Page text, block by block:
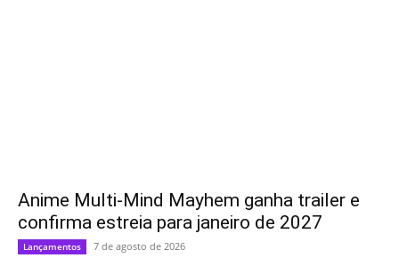
Anime Multi-Mind Mayhem ganha trailer e
confirma estreia para janeiro de 2027
Lançamentos 7 de agosto de 2026